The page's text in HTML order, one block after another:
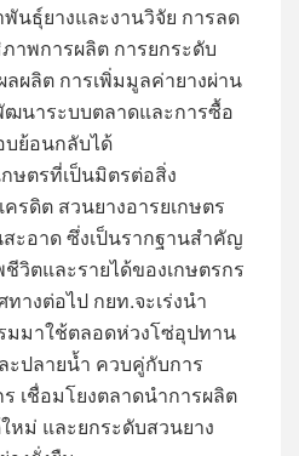
ธุ์ยางและงานวิจัย การลด
าพการผลิต การยกระดับ
ผลิต การเพิ่มมูลค่ายางผ่าน
นาระบบตลาดและการซื้อ
บย้อนกลับได้
ษตรที่เป็นมิตรต่อสิ่ง
รดิต สวนยางอารยเกษตร
ะอาด ซึ่งเป็นรากฐานสำคัญ
วิตและรายได้ของเกษตรกร
างต่อไป กยท.จะเร่งนำ
มมาใช้ตลอดห่วงโซ่อุปทาน
ะปลายน้ำ ควบคู่กับการ
เชื่อมโยงตลาดนำการผลิต
หม่ และยกระดับสวนยาง